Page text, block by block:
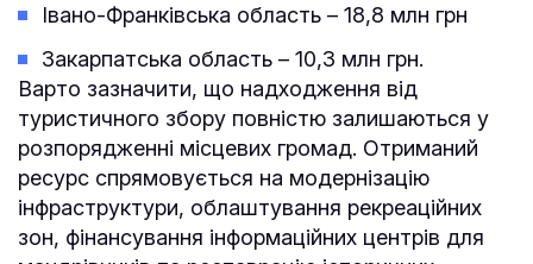
Івано-Франківська область – 18,8 млн грн
Закарпатська область – 10,3 млн грн.
Варто зазначити, що надходження від
туристичного збору повністю залишаються у
розпорядженні місцевих громад. Отриманий
ресурс спрямовується на модернізацію
інфраструктури, облаштування рекреаційних
зон, фінансування інформаційних центрів для